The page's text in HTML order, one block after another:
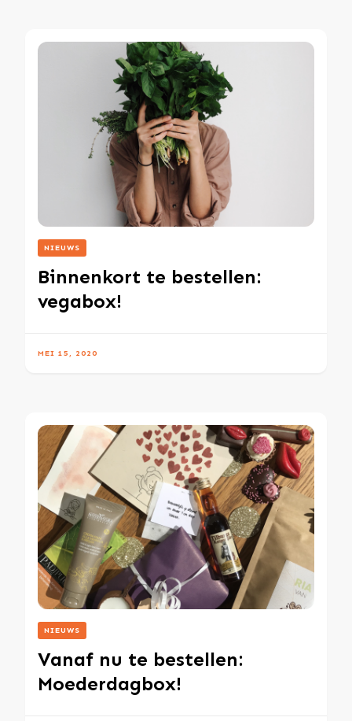
NIEUWS
Binnenkort te bestellen:
vegabox!
MEI 15, 2020
NIEUWS
Vanaf nu te bestellen:
Moederdagbox!